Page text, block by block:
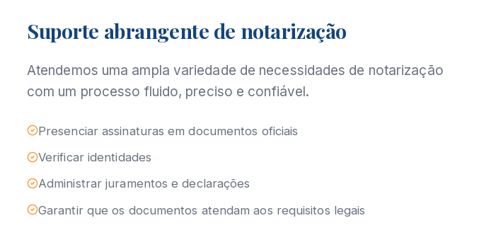
Suporte abrangente de notarização
Atendemos uma ampla variedade de necessidades de notarização
com um processo fluido, preciso e confiável.
Presenciar assinaturas em documentos oficiais
Verificar identidades
Administrar juramentos e declarações
Garantir que os documentos atendam aos requisitos legais